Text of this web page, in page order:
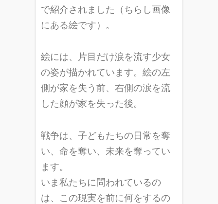
で紹介されました（ちらし画像
にある絵です）。
絵には、片目だけ涙を流す少女
の姿が描かれています。絵の左
側が家を失う前、右側の涙を流
した顔が家を失った後。
戦争は、子どもたちの日常を奪
い、命を奪い、未来を奪ってい
ます。
いま私たちに問われているの
は、この現実を前に何をするの